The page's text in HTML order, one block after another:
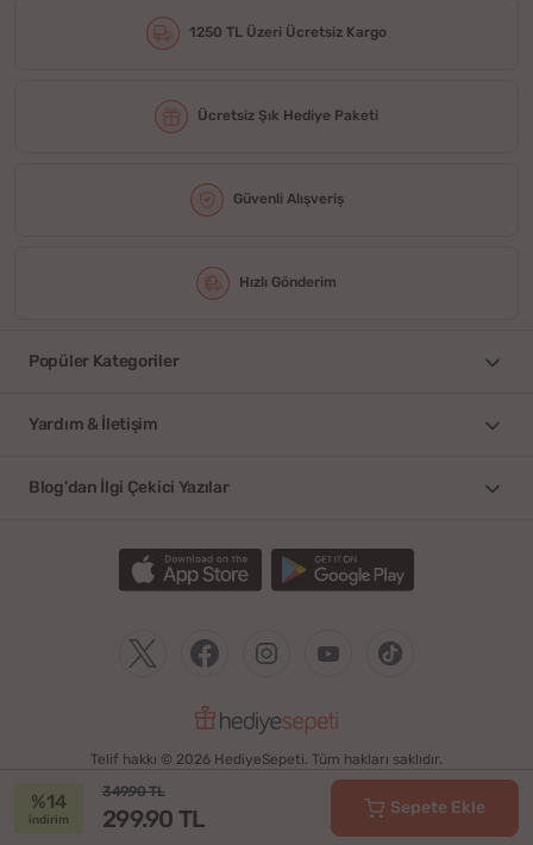
%14
indirim
349.90 TL
299.90 TL Sepete Ekle
1250 TL Üzeri Ücretsiz Kargo
Ücretsiz Şık Hediye Paketi
Güvenli Alışveriş
Hızlı Gönderim
Popüler Kategoriler
Yardım & İletişim
Blog'dan İlgi Çekici Yazılar
Telif hakkı © 2026 HediyeSepeti. Tüm hakları saklıdır.